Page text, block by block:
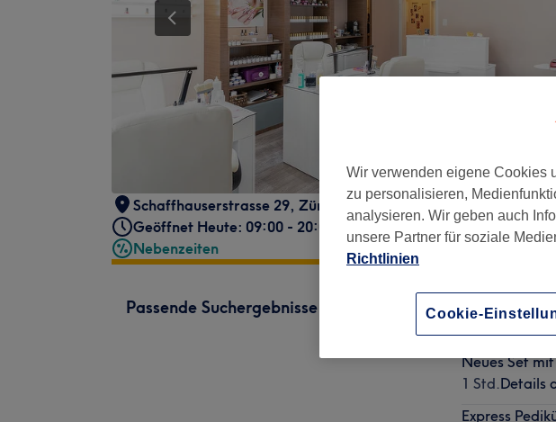
Schaffhauserstrasse 29, Zürich, Kreis 6, 8006
Geöffnet Heute: 09:00 - 20:00
Nebenzeiten
Passende Suchergebnisse
Auffüllen mit
Neues Set
1 Std.Details
Express
Wir verwenden eigene Cookies
zu personalisieren,
analysieren. Wir geben auch
unsere Partner für soziale
Richtlinien
Cookie-